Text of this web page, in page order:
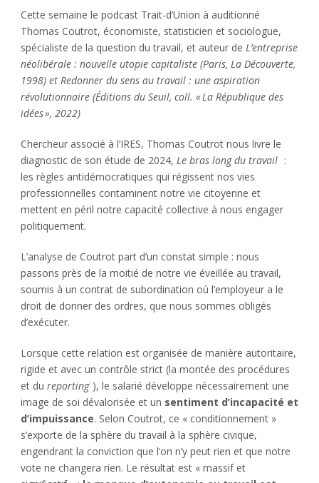
Cette semaine le podcast Trait-d’Union à auditionné
Thomas Coutrot, économiste, statisticien et sociologue,
spécialiste de la question du travail, et auteur de L’entreprise
néolibérale : nouvelle utopie capitaliste (Paris, La Découverte,
1998) et Redonner du sens au travail : une aspiration
révolutionnaire (Éditions du Seuil, coll. « La République des
idées », 2022)
Chercheur associé à l’IRES, Thomas Coutrot nous livre le
diagnostic de son étude de 2024, Le bras long du travail :
les règles antidémocratiques qui régissent nos vies
professionnelles contaminent notre vie citoyenne et
mettent en péril notre capacité collective à nous engager
politiquement.
L’analyse de Coutrot part d’un constat simple : nous
passons près de la moitié de notre vie éveillée au travail,
soumis à un contrat de subordination où l’employeur a le
droit de donner des ordres, que nous sommes obligés
d’exécuter.
Lorsque cette relation est organisée de manière autoritaire,
rigide et avec un contrôle strict (la montée des procédures
et du reporting ), le salarié développe nécessairement une
image de soi dévalorisée et un sentiment d’incapacité et
d’impuissance. Selon Coutrot, ce « conditionnement »
s’exporte de la sphère du travail à la sphère civique,
engendrant la conviction que l’on n’y peut rien et que notre
vote ne changera rien. Le résultat est « massif et